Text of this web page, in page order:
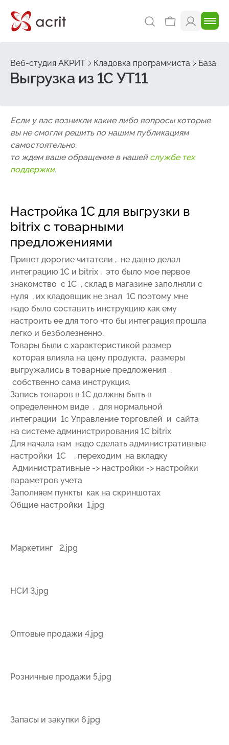
Веб-студия АКРИТ Кладовка программиста База
Выгрузка из 1С УТ11
Если у вас возникли какие либо вопросы которые
вы не смогли решить по нашим публикациям
самостоятельно,
то ждем ваше обращение в нашей службе тех
поддержки.
Настройка 1С для выгрузки в
bitrix с товарными
предложениями
Привет дорогие читатели , не давно делал
интеграцию 1С и bitrix , это было мое первое
знакомство с 1С , склад в магазине заполняли с
нуля , их кладовщик не знал 1С поэтому мне
надо было составить инструкцию как ему
настроить ее для того что бы интеграция прошла
легко и безболезненно.
Товары были с характеристикой размер
которая влияла на цену продукта, размеры
выгружались в товарные предложения ,
собственно сама инструкция.
Запись товаров в 1С должны быть в
определенном виде , для нормальной
интеграции 1с Управление торговлей и сайта
на системе администрирования 1С bitrix
Для начала нам надо сделать административные
настройки 1С , переходим на вкладку
Административные -> настройки -> настройки
параметров учета
Заполняем пункты как на скриншотах
Общие настройки 1.jpg
Маркетинг 2.jpg
НСИ 3.jpg
Оптовые продажи 4.jpg
Розничные продажи 5.jpg
Запасы и закупки 6.jpg